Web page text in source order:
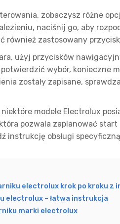
zobaczysz różne
naciśnij go, aby
również zastosowany
użyj przycisków
wybór, konieczne
zostały zapisane,
modele Electrolux
pozwala zaplanować
instrukcję obsługi
electrolux krok po kroku z
electrolux – łatwa instrukcja
marki electrolux